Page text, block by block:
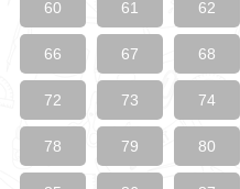
60 61 62
66 67 68
72 73 74
78 79 80